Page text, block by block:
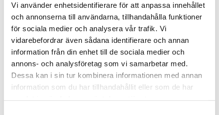
Vi använder enhetsidentifierare för att anpassa innehållet
och annonserna till användarna, tillhandahålla funktioner
för sociala medier och analysera vår trafik. Vi
vidarebefordrar även sådana identifierare och annan
information från din enhet till de sociala medier och
annons- och analysföretag som vi samarbetar med.
Dessa kan i sin tur kombinera informationen med annan
information som du har tillhandahållit eller som de har
Specifikationer för IO-8DO8AO-M
Antal moduler 8.5
Protokoll som stöds EXOline
RS485-portar